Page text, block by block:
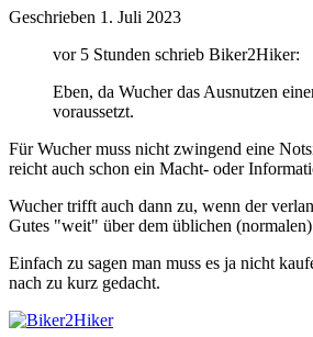
Geschrieben 1. Juli 2023
vor 5 Stunden schrieb Biker2Hiker:
Eben, da Wucher das Ausnutzen
voraussetzt.
Für Wucher muss nicht zwingend eine
reicht auch schon ein Macht- oder
Wucher trifft auch dann zu, wenn der
Gutes "weit" über dem üblichen
Einfach zu sagen man muss es ja nicht
nach zu kurz gedacht.